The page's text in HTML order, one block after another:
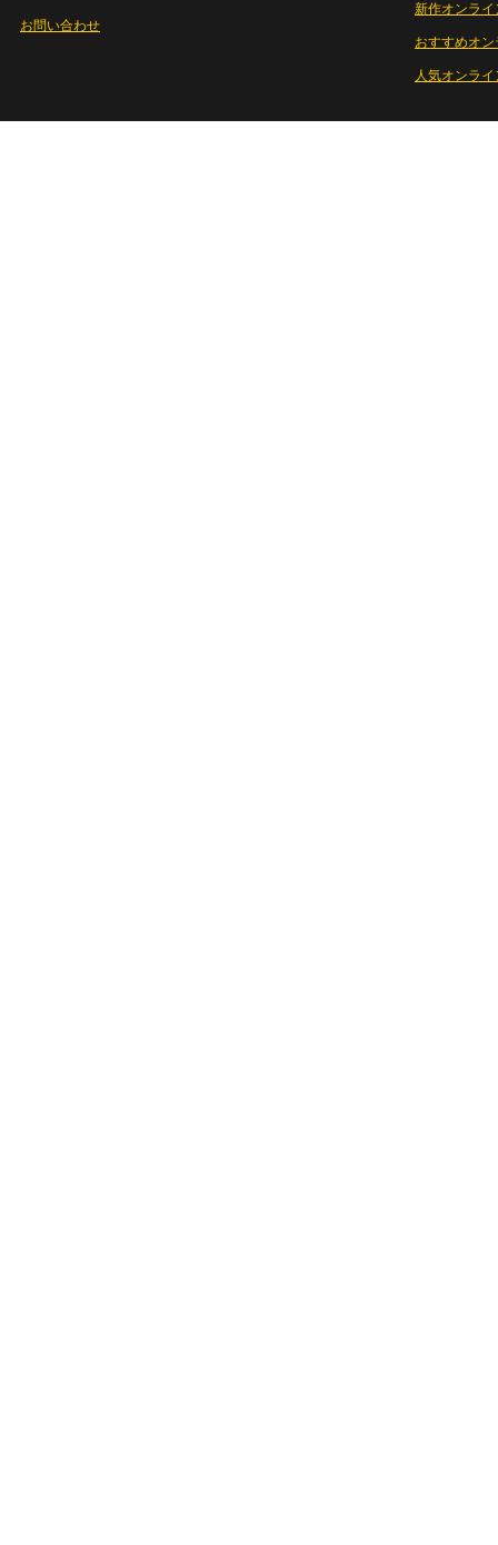
お問い合わせ
新作オンライ
おすすめオ
人気オンラ